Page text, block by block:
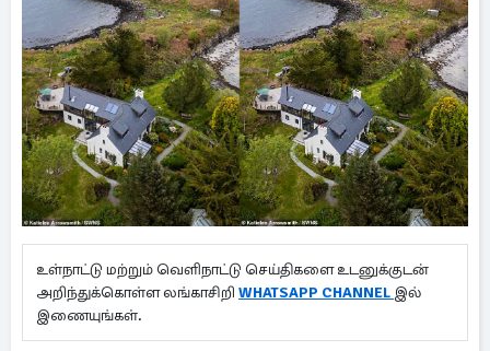
உள்நாட்டு மற்றும் வெளிநாட்டு செய்திகளை உடனுக்குடன்
அறிந்துக்கொள்ள லங்காசிறி WHATSAPP CHANNEL இல்
இணையுங்கள்.